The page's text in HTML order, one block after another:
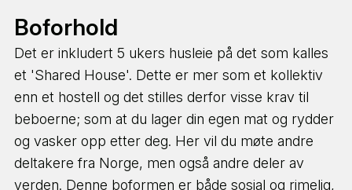
Boforhold
Det er inkludert 5 ukers husleie på det som kalles
et 'Shared House'. Dette er mer som et kollektiv
enn et hostell og det stilles derfor visse krav til
beboerne; som at du lager din egen mat og rydder
og vasker opp etter deg. Her vil du møte andre
deltakere fra Norge, men også andre deler av
verden. Denne boformen er både sosial og rimelig,